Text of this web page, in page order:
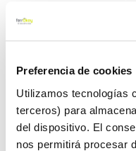
Preferencia de cookies
Utilizamos tecnologías
terceros) para
del dispositivo. El
nos permitirá procesar